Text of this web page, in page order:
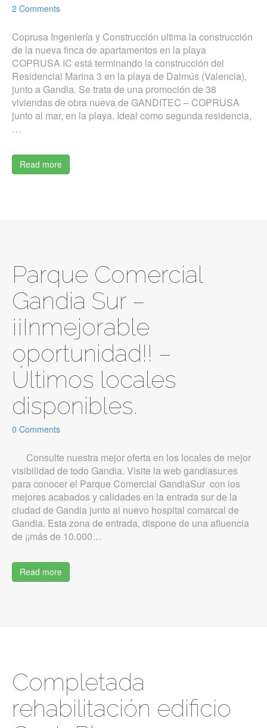
2 Comments
Coprusa Ingeniería y Construcción ultima la construcción
de la nueva finca de apartamentos en la playa
COPRUSA IC está terminando la construcción del
Residencial Marina 3 en la playa de Daimús (Valencia),
junto a Gandia. Se trata de una promoción de 38
viviendas de obra nueva de GANDITEC – COPRUSA
junto al mar, en la playa. Ideal como segunda residencia,
…
Read more
Parque Comercial
Gandia Sur –
¡¡Inmejorable
oportunidad!! –
Últimos locales
disponibles.
0 Comments
Consulte nuestra mejor oferta en los locales de mejor
visibilidad de todo Gandia. Visite la web gandiasur.es
para conocer el Parque Comercial GandiaSur con los
mejores acabados y calidades en la entrada sur de la
ciudad de Gandia junto al nuevo hospital comarcal de
Gandia. Esta zona de entrada, dispone de una afluencia
de ¡¡más de 10.000…
Read more
Completada
rehabilitación edificio